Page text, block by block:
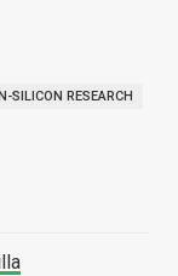
SILICON RESEARCH